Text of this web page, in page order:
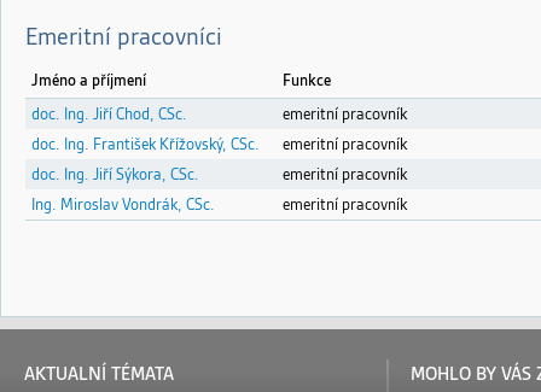
Emeritní pracovníci
Jméno a příjmení
Funkce
doc. Ing. Jiří Chod, CSc.
emeritní pracovník
doc. Ing. František Křížovský, CSc.
emeritní pracovník
doc. Ing. Jiří Sýkora, CSc.
emeritní pracovník
Ing. Miroslav Vondrák, CSc.
emeritní pracovník
AKTUALNÍ TÉMATA MOHLO BY VÁS